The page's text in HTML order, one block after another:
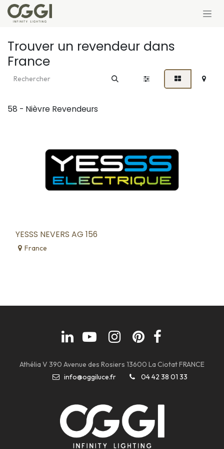
Se rendre au contenu
Trouver un revendeur dans
France
58 - Nièvre Revendeurs
YESSS NEVERS AG 156
France
Athélia V 390 Avenue des Rosiers 13600 La Ciotat FRANCE
info@oggiluce.fr
04 42 38 01 33